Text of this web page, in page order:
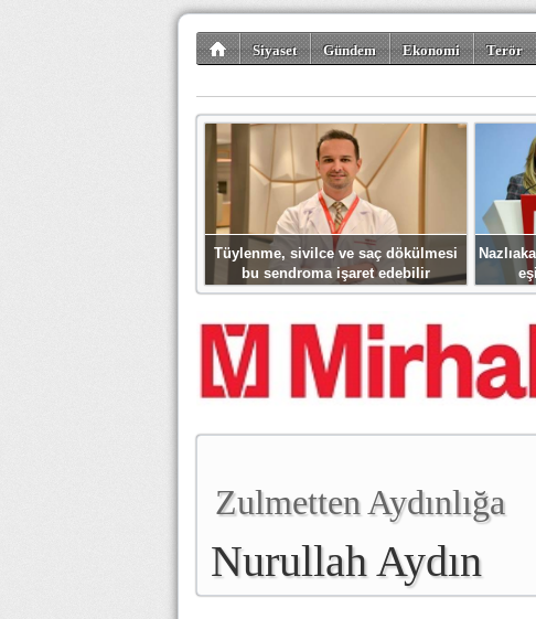
Siyaset Gündem Ekonomi Terör
Tüylenme, sivilce ve saç dökülmesi
bu sendroma işaret edebilir
Zulmetten Aydınlığa
Nurullah Aydın